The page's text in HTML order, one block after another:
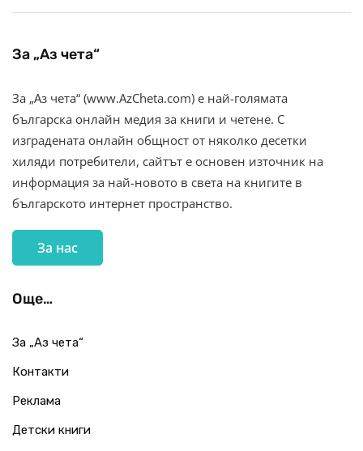
За „Аз чета“
За „Аз чета“ (www.AzCheta.com) е най-голямата
българска онлайн медия за книги и четене. С
изградената онлайн общност от няколко десетки
хиляди потребители, сайтът е основен източник на
информация за най-новото в света на книгите в
българското интернет пространство.
За нас
Още…
За „Аз чета“
Контакти
Реклама
Детски книги